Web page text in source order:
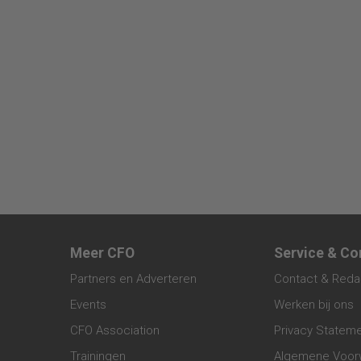
Meer CFO
Partners en Adverteren
Events
CFO Association
Trainingen
Service &
Contact &
Werken bij ons
Privacy
Algemene